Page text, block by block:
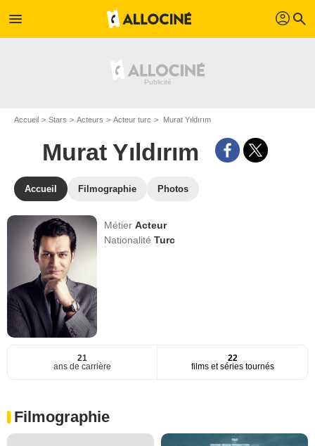
menu profil search
Accueil Stars Acteurs Acteur turc Murat Yıldırım
Murat Yıldırım
Accueil Filmographie Photos
MétierActeur
NationalitéTurc
21
ans de carrière
22
films et séries tournés
Filmographie